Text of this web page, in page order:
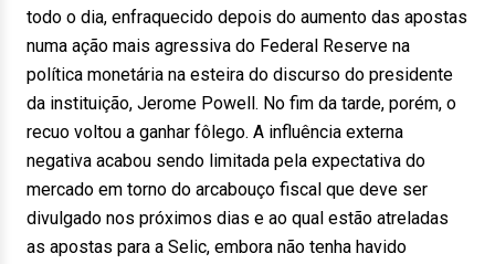
todo o dia, enfraquecido depois do aumento das apostas
numa ação mais agressiva do Federal Reserve na
política monetária na esteira do discurso do presidente
da instituição, Jerome Powell. No fim da tarde, porém, o
recuo voltou a ganhar fôlego. A influência externa
negativa acabou sendo limitada pela expectativa do
mercado em torno do arcabouço fiscal que deve ser
divulgado nos próximos dias e ao qual estão atreladas
as apostas para a Selic, embora não tenha havido